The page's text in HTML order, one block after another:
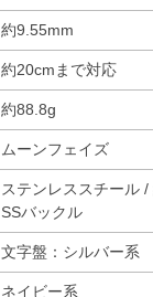
約9.55mm
約20cmまで対応
約88.8g
ムーンフェイズ
ステンレススチール
SSバックル
文字盤：シルバー系
ネイビー系